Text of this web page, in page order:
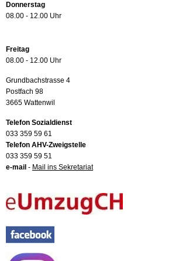
Donnerstag
08.00 - 12.00 Uhr
Freitag
08.00 - 12.00 Uhr
Grundbachstrasse 4
Postfach 98
3665 Wattenwil
Telefon Sozialdienst
033 359 59 61
Telefon AHV-Zweigstelle
033 359 59 51
e-mail - Mail ins Sekretariat